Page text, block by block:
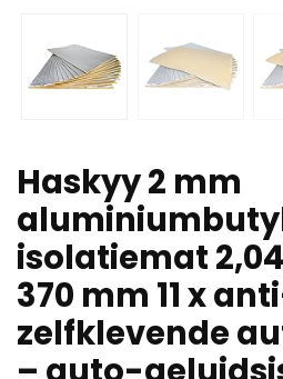
Haskyy 2 mm
isolatiemat 2,04
370 mm 11 x
zelfklevende